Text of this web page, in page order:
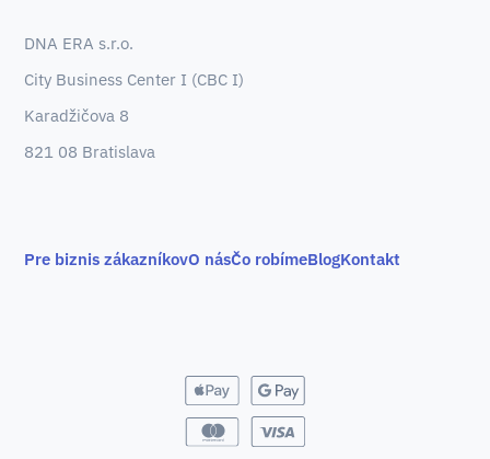
DNA ERA s.r.o.
City Business Center I (CBC I)
Karadžičova 8
821 08 Bratislava
Pre biznis zákazníkovO násČo robímeBlogKontakt